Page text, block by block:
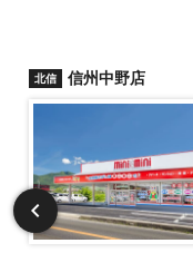
北信 信州中野店